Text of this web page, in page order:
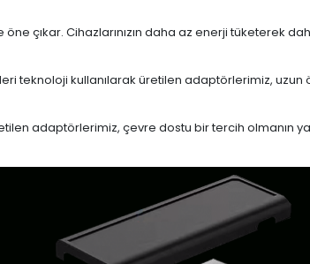
çıkar. Cihazlarınızın daha az enerji tüketerek
teknoloji kullanılarak üretilen adaptörlerimiz, uzun
adaptörlerimiz, çevre dostu bir tercih olmanın